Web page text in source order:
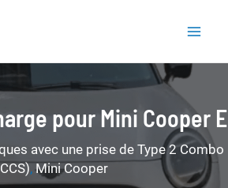
pour Mini Cooper E
avec une prise de Type 2 Combo
, Mini Cooper